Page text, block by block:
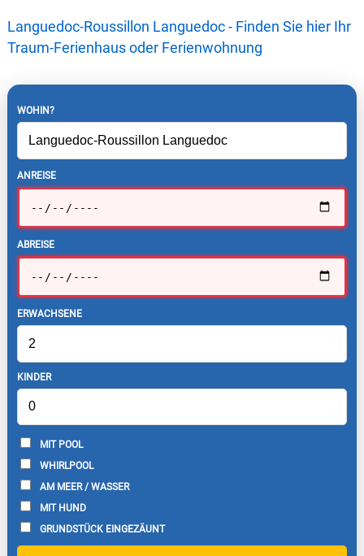
Languedoc-Roussillon Languedoc - Finden Sie hier Ihr
Traum-Ferienhaus oder Ferienwohnung
WOHIN?
ANREISE
ABREISE
ERWACHSENE
KINDER
MIT POOL
WHIRLPOOL
AM MEER / WASSER
MIT HUND
GRUNDSTÜCK EINGEZÄUNT